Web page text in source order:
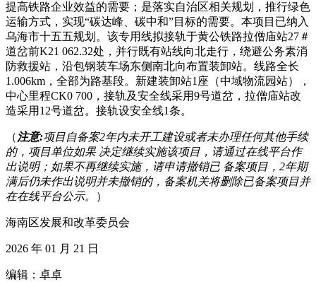
提高铁路企业效益的需要；是落实自治区相关规划，推行绿色
运输方式，实现“碳达峰、碳中和”目标的需要。本项目已纳入
乌海市十五五规划。该专用线拟接轨于黄公铁路拉僧庙站27＃
道岔前K21 062.32处，并行既有站线向北走行，绕避公务素消
防救援站，沿包钢装车场东侧南北向布置装卸站。线路全长
1.006km，全部为路基段。新建装卸站1座（中域物流园站），
中心里程CK0 700，接轨及安全线采用9号道岔，拉僧庙站改
造采用12号道岔。接轨设安全线1条。
（注意:项目自备案2年内未开工建设或者未办理任何其他手续
的，项目单位如果 决定继续实施该项目，请通过在线平台作
出说明；如果不再继续实施，请申请撤销已 备案项目，2年期
满后仍未作出说明并未撤销的，备案机关将删除已备案项目并
在在线平台公示。
）
海南区发展和改革委员会
2026 年 01 月 21 日
编辑：卓卓